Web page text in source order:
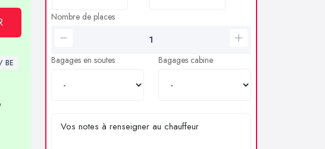
BE
Nombre de places
Bagages en soutes Bagages cabine